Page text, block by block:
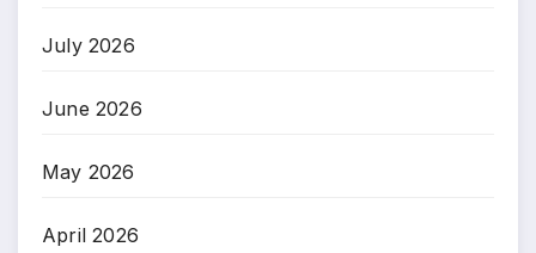
July 2026
June 2026
May 2026
April 2026